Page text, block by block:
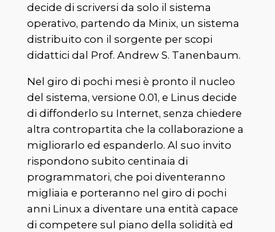
decide di scriversi da solo il sistema
operativo, partendo da Minix, un sistema
distribuito con il sorgente per scopi
didattici dal Prof. Andrew S. Tanenbaum.
Nel giro di pochi mesi è pronto il nucleo
del sistema, versione 0.01, e Linus decide
di diffonderlo su Internet, senza chiedere
altra contropartita che la collaborazione a
migliorarlo ed espanderlo. Al suo invito
rispondono subito centinaia di
programmatori, che poi diventeranno
migliaia e porteranno nel giro di pochi
anni Linux a diventare una entità capace
di competere sul piano della solidità ed